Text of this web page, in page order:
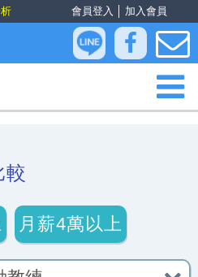
會員登入 加入會員
較
月薪4萬以上